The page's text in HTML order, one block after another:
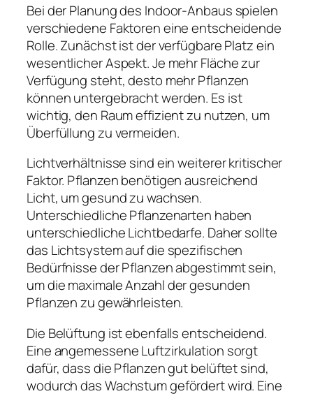
Bei der Planung des Indoor-Anbaus spielen
verschiedene Faktoren eine entscheidende
Rolle. Zunächst ist der verfügbare Platz ein
wesentlicher Aspekt. Je mehr Fläche zur
Verfügung steht, desto mehr Pflanzen
können untergebracht werden. Es ist
wichtig, den Raum effizient zu nutzen, um
Überfüllung zu vermeiden.
Lichtverhältnisse sind ein weiterer kritischer
Faktor. Pflanzen benötigen ausreichend
Licht, um gesund zu wachsen.
Unterschiedliche Pflanzenarten haben
unterschiedliche Lichtbedarfe. Daher sollte
das Lichtsystem auf die spezifischen
Bedürfnisse der Pflanzen abgestimmt sein,
um die maximale Anzahl der gesunden
Pflanzen zu gewährleisten.
Die Belüftung ist ebenfalls entscheidend.
Eine angemessene Luftzirkulation sorgt
dafür, dass die Pflanzen gut belüftet sind,
wodurch das Wachstum gefördert wird. Eine